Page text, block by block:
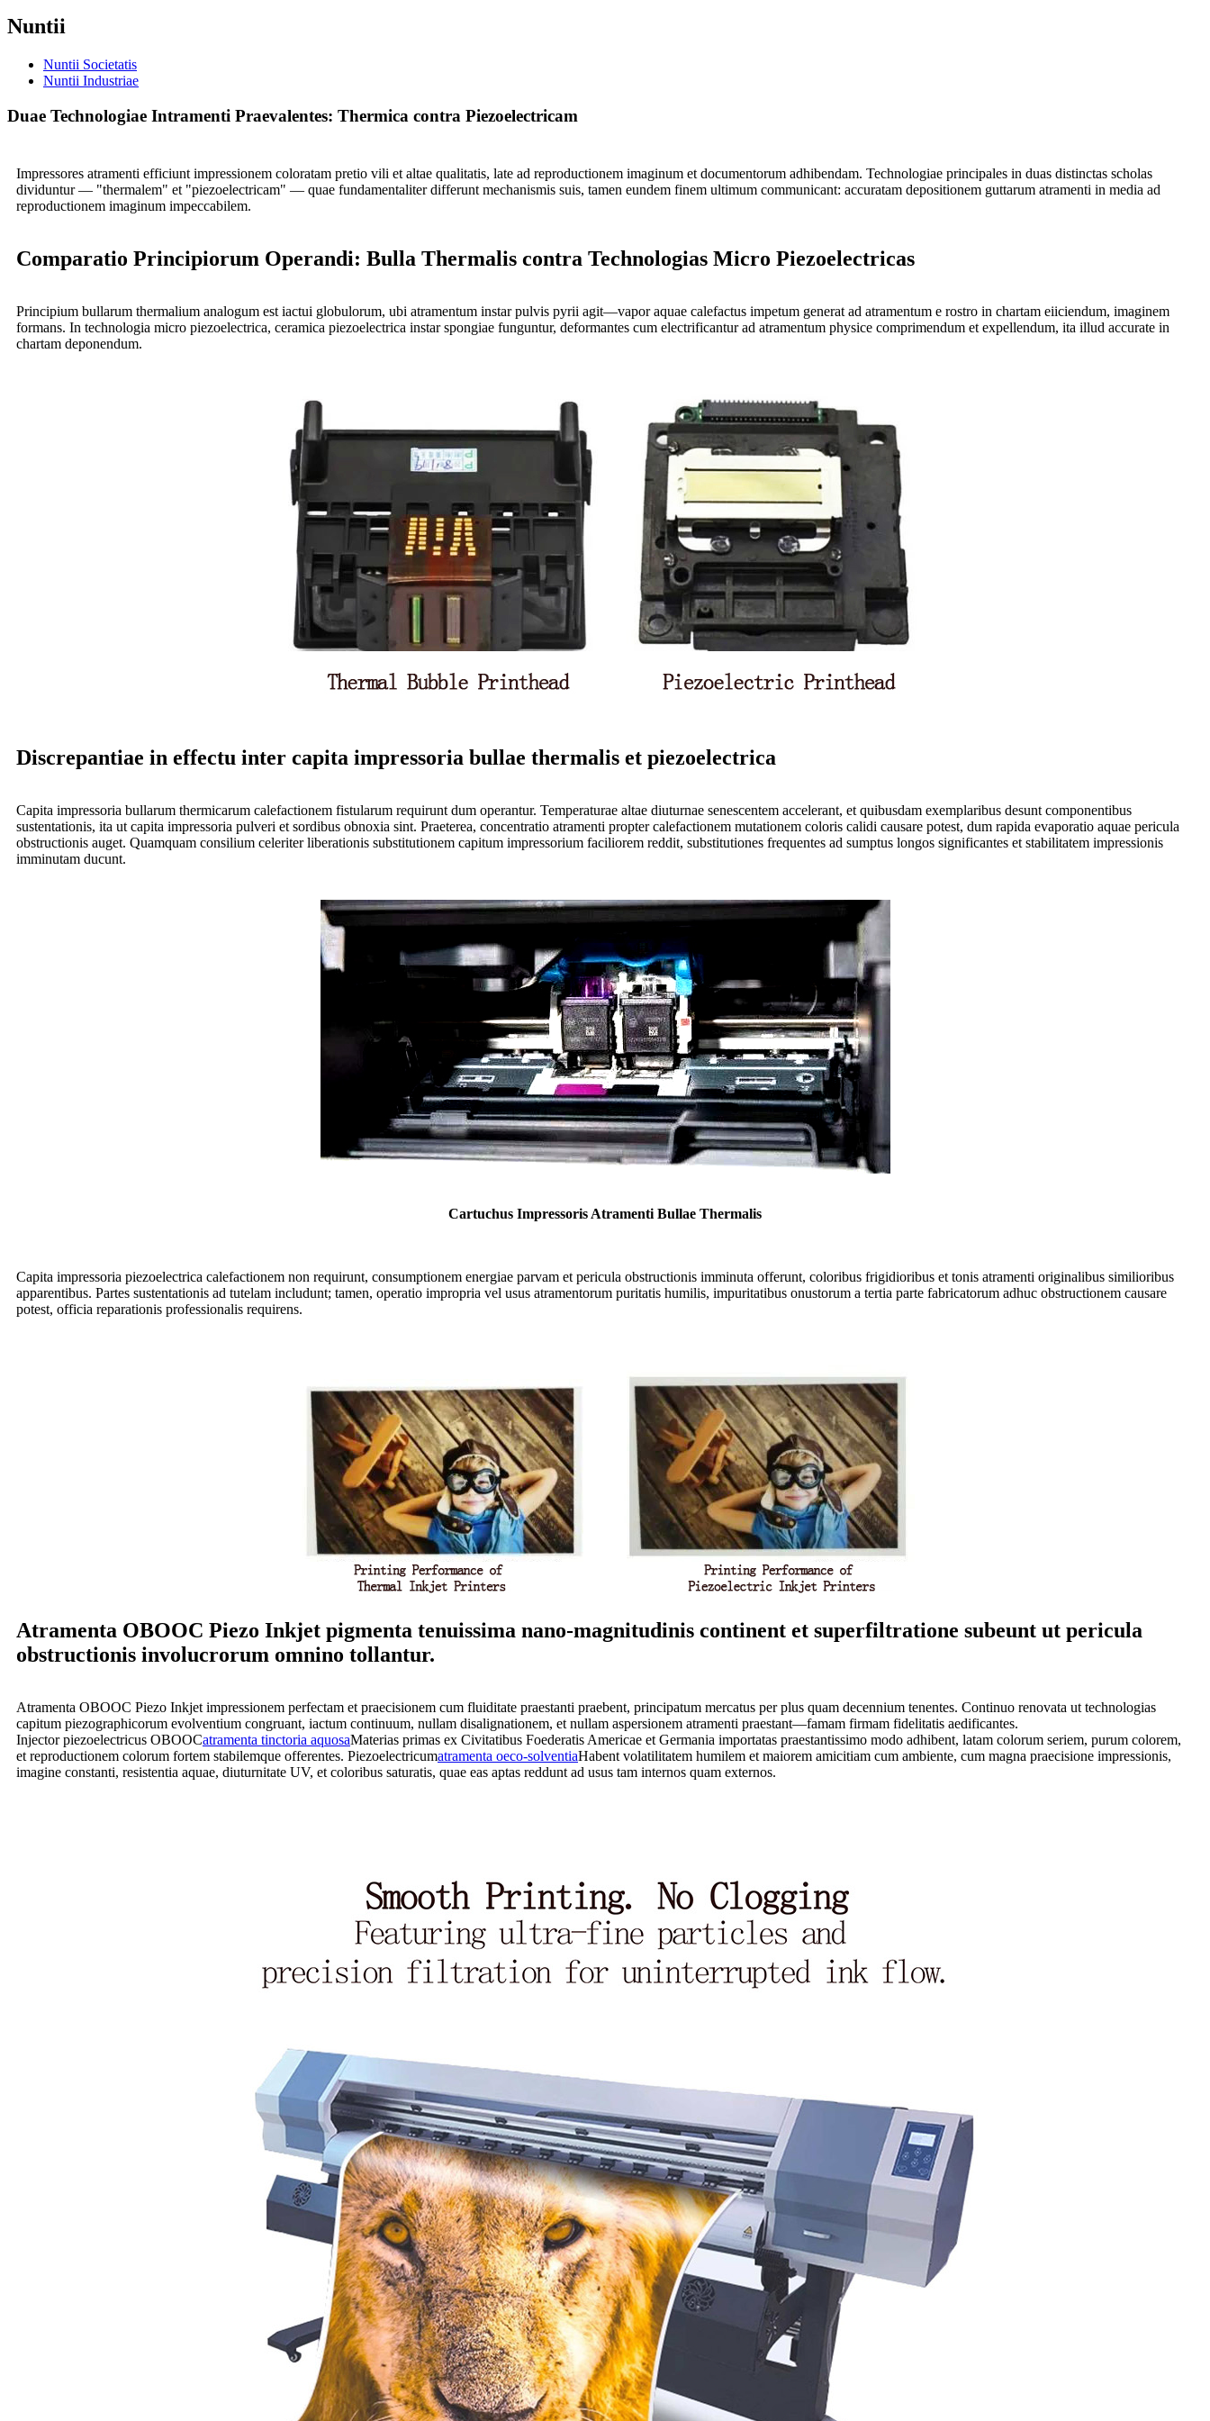
Nuntii
Nuntii Societatis
Nuntii Industriae
Duae Technologiae Intramenti Praevalentes: Thermica contra Piezoelectricam
Impressores atramenti efficiunt impressionem coloratam pretio vili et altae qualitatis, late ad reproductionem imaginum et documentorum adhibendam. Technologiae principales in duas distinctas scholas
dividuntur — "thermalem" et "piezoelectricam" — quae fundamentaliter differunt mechanismis suis, tamen eundem finem ultimum communicant: accuratam depositionem guttarum atramenti in media ad
reproductionem imaginum impeccabilem.
Comparatio Principiorum Operandi: Bulla Thermalis contra Technologias Micro Piezoelectricas
Principium bullarum thermalium analogum est iactui globulorum, ubi atramentum instar pulvis pyrii agit—vapor aquae calefactus impetum generat ad atramentum e rostro in chartam eiiciendum, imaginem
formans. In technologia micro piezoelectrica, ceramica piezoelectrica instar spongiae funguntur, deformantes cum electrificantur ad atramentum physice comprimendum et expellendum, ita illud accurate in
chartam deponendum.
Discrepantiae in effectu inter capita impressoria bullae thermalis et piezoelectrica
Capita impressoria bullarum thermicarum calefactionem fistularum requirunt dum operantur. Temperaturae altae diuturnae senescentem accelerant, et quibusdam exemplaribus desunt componentibus
sustentationis, ita ut capita impressoria pulveri et sordibus obnoxia sint. Praeterea, concentratio atramenti propter calefactionem mutationem coloris calidi causare potest, dum rapida evaporatio aquae pericula
obstructionis auget. Quamquam consilium celeriter liberationis substitutionem capitum impressorium faciliorem reddit, substitutiones frequentes ad sumptus longos significantes et stabilitatem impressionis
imminutam ducunt.
Cartuchus Impressoris Atramenti Bullae Thermalis
Capita impressoria piezoelectrica calefactionem non requirunt, consumptionem energiae parvam et pericula obstructionis imminuta offerunt, coloribus frigidioribus et tonis atramenti originalibus similioribus
apparentibus. Partes sustentationis ad tutelam includunt; tamen, operatio impropria vel usus atramentorum puritatis humilis, impuritatibus onustorum a tertia parte fabricatorum adhuc obstructionem causare
potest, officia reparationis professionalis requirens.
Atramenta OBOOC Piezo Inkjet pigmenta tenuissima nano-magnitudinis continent et superfiltratione subeunt ut pericula
obstructionis involucrorum omnino tollantur.
Atramenta OBOOC Piezo Inkjet impressionem perfectam et praecisionem cum fluiditate praestanti praebent, principatum mercatus per plus quam decennium tenentes. Continuo renovata ut technologias
capitum piezographicorum evolventium congruant, iactum continuum, nullam disalignationem, et nullam aspersionem atramenti praestant—famam firmam fidelitatis aedificantes.
Injector piezoelectricus OBOOCatramenta tinctoria aquosaMaterias primas ex Civitatibus Foederatis Americae et Germania importatas praestantissimo modo adhibent, latam colorum seriem, purum colorem,
et reproductionem colorum fortem stabilemque offerentes. Piezoelectricumatramenta oeco-solventiaHabent volatilitatem humilem et maiorem amicitiam cum ambiente, cum magna praecisione impressionis,
imagine constanti, resistentia aquae, diuturnitate UV, et coloribus saturatis, quae eas aptas reddunt ad usus tam internos quam externos.